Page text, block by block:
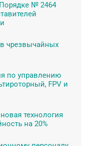
№ 2464
чрезвычайных
по управлению
FPV и
технология
на 20%